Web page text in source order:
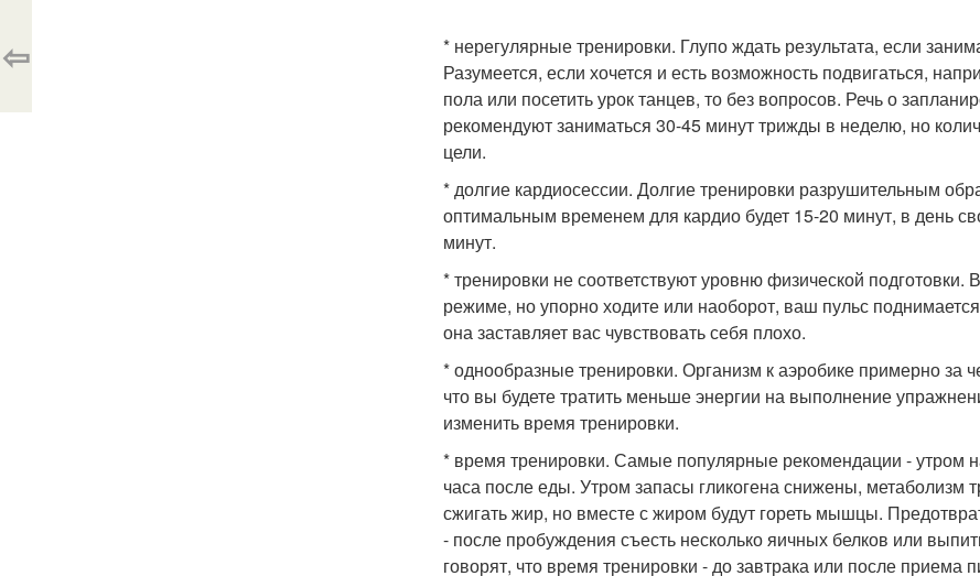
* нерегулярные тренировки. Глупо ждать результата, если
Разумеется, если хочется и есть возможность подвигаться,
пола или посетить урок танцев, то без вопросов. Речь о
рекомендуют заниматься 30-45 минут трижды в неделю, но
цели.
* долгие кардиосессии. Долгие тренировки разрушительным
оптимальным временем для кардио будет 15-20 минут, в день
минут.
* тренировки не соответствуют уровню физической
режиме, но упорно ходите или наоборот, ваш пульс
она заставляет вас чувствовать себя плохо.
* однообразные тренировки. Организм к аэробике примерно за
что вы будете тратить меньше энергии на выполнение
изменить время тренировки.
* время тренировки. Самые популярные рекомендации - утром
часа после еды. Утром запасы гликогена снижены,
сжигать жир, но вместе с жиром будут гореть мышцы.
- после пробуждения съесть несколько яичных белков или
говорят, что время тренировки - до завтрака или после приема
⇦